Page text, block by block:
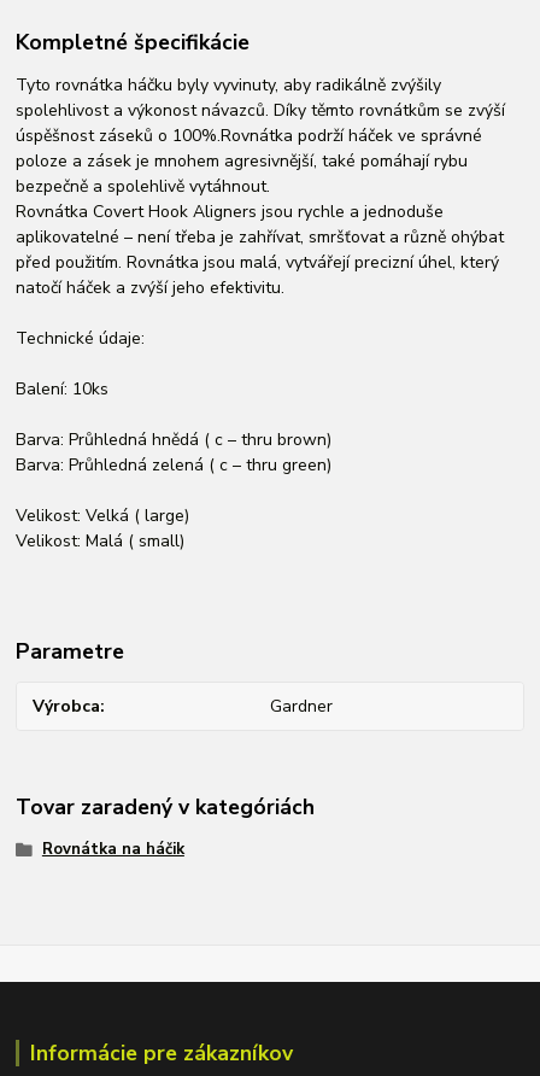
Kompletné špecifikácie
Tyto rovnátka háčku byly vyvinuty, aby radikálně zvýšily
spolehlivost a výkonost návazců. Díky těmto rovnátkům se zvýší
úspěšnost záseků o 100%.Rovnátka podrží háček ve správné
poloze a zásek je mnohem agresivnější, také pomáhají rybu
bezpečně a spolehlivě vytáhnout.
Rovnátka Covert Hook Aligners jsou rychle a jednoduše
aplikovatelné – není třeba je zahřívat, smršťovat a různě ohýbat
před použitím. Rovnátka jsou malá, vytvářejí precizní úhel, který
natočí háček a zvýší jeho efektivitu.
Technické údaje:
Balení: 10ks
Barva: Průhledná hnědá ( c – thru brown)
Barva: Průhledná zelená ( c – thru green)
Velikost: Velká ( large)
Velikost: Malá ( small)
Parametre
Výrobca Gardner
Tovar zaradený v kategóriách
Rovnátka na háčik
Informácie pre zákazníkov